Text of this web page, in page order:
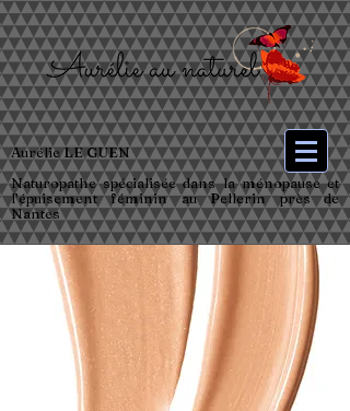
Aurélie LE GUEN
Naturopathe spécialisée dans la ménopause et
l’épuisement féminin au Pellerin près de
Nantes